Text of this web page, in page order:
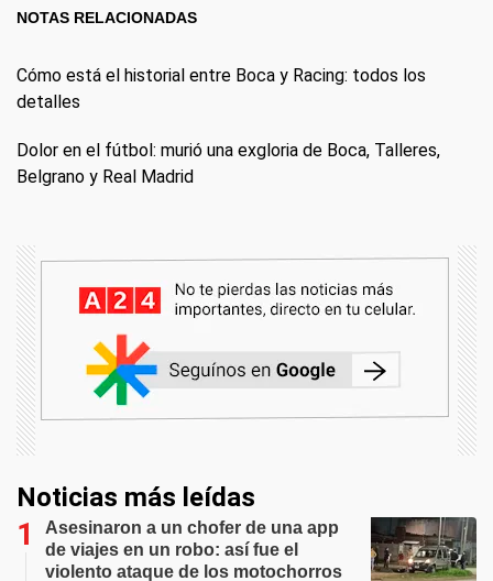
NOTAS RELACIONADAS
Cómo está el historial entre Boca y Racing: todos los
detalles
Dolor en el fútbol: murió una exgloria de Boca, Talleres,
Belgrano y Real Madrid
Noticias más leídas
Asesinaron a un chofer de una app
de viajes en un robo: así fue el
violento ataque de los motochorros